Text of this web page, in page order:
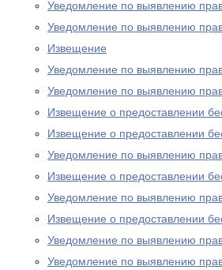
Уведомление по выявлению
Уведомление по выявлению
Извещение
Уведомление по выявлению
Уведомление по выявлению
Извещение о предоставлении
Извещение о предоставлении
Уведомление по выявлению
Извещение о предоставлении
Уведомление по выявлению
Извещение о предоставлении
Уведомление по выявлению
Уведомление по выявлению